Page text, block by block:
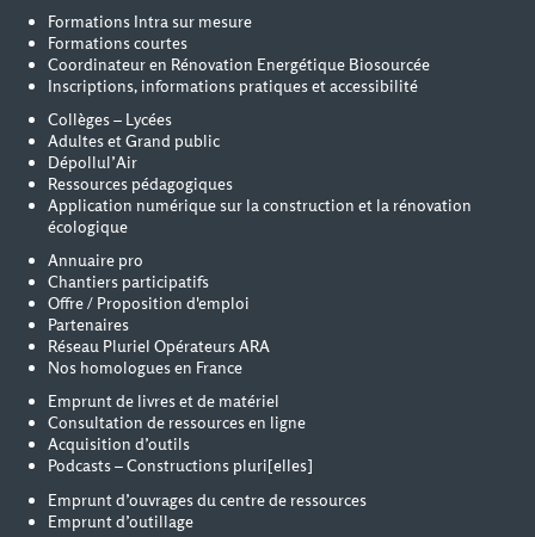
Formations Intra sur mesure
Formations courtes
Coordinateur en Rénovation Energétique Biosourcée
Inscriptions, informations pratiques et accessibilité
Collèges – Lycées
Adultes et Grand public
Dépollul’Air
Ressources pédagogiques
Application numérique sur la construction et la rénovation
écologique
Annuaire pro
Chantiers participatifs
Offre / Proposition d'emploi
Partenaires
Réseau Pluriel Opérateurs ARA
Nos homologues en France
Emprunt de livres et de matériel
Consultation de ressources en ligne
Acquisition d’outils
Podcasts – Constructions pluri[elles]
Emprunt d’ouvrages du centre de ressources
Emprunt d’outillage